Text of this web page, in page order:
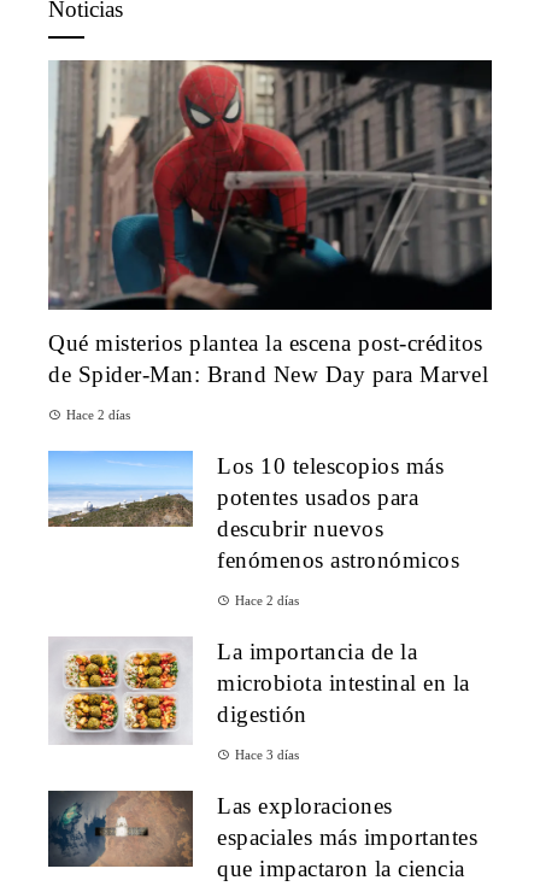
Noticias
Qué misterios plantea la escena post-créditos
de Spider-Man: Brand New Day para Marvel
Hace 2 días
Los 10 telescopios más
potentes usados para
descubrir nuevos
fenómenos astronómicos
Hace 2 días
La importancia de la
microbiota intestinal en la
digestión
Hace 3 días
Las exploraciones
espaciales más importantes
que impactaron la ciencia